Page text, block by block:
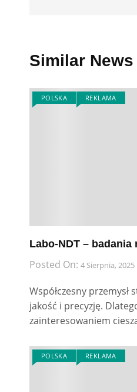
Similar News
POLSKA REKLAMA
Labo-NDT – badania
Posted On: 4 Sierpnia, 2025
Współczesny przemysł
jakość i precyzję.
zainteresowaniem
POLSKA REKLAMA